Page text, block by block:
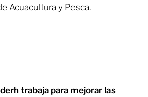
Acuacultura y Pesca.
trabaja para mejorar las